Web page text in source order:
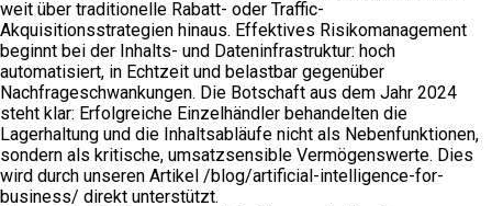
weit über traditionelle Rabatt- oder Traffic-
Akquisitionsstrategien hinaus. Effektives Risikomanagement
beginnt bei der Inhalts- und Dateninfrastruktur: hoch
automatisiert, in Echtzeit und belastbar gegenüber
Nachfrageschwankungen. Die Botschaft aus dem Jahr 2024
steht klar: Erfolgreiche Einzelhändler behandelten die
Lagerhaltung und die Inhaltsabläufe nicht als Nebenfunktionen,
sondern als kritische, umsatzsensible Vermögenswerte. Dies
wird durch unseren Artikel /blog/artificial-intelligence-for-
business/ direkt unterstützt.